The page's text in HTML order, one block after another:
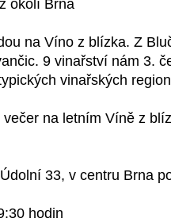
okolí Brna
na Víno z blízka. Z
9 vinařství nám 3.
vinařských
na letním Víně z
33, v centru Brna
hodin
jak pro pravidelné